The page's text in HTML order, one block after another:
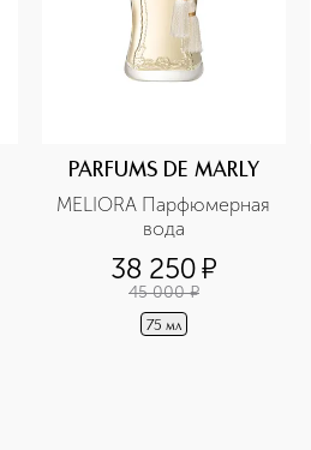
PARFUMS DE MARLY
MELIORA Парфюмерная
вода
38 250¤
45 000 ¤
75 мл